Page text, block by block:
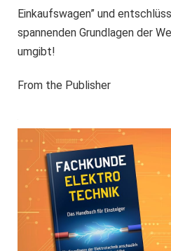
Einkaufswagen” und
spannenden Grundlagen der
umgibt!
From the Publisher